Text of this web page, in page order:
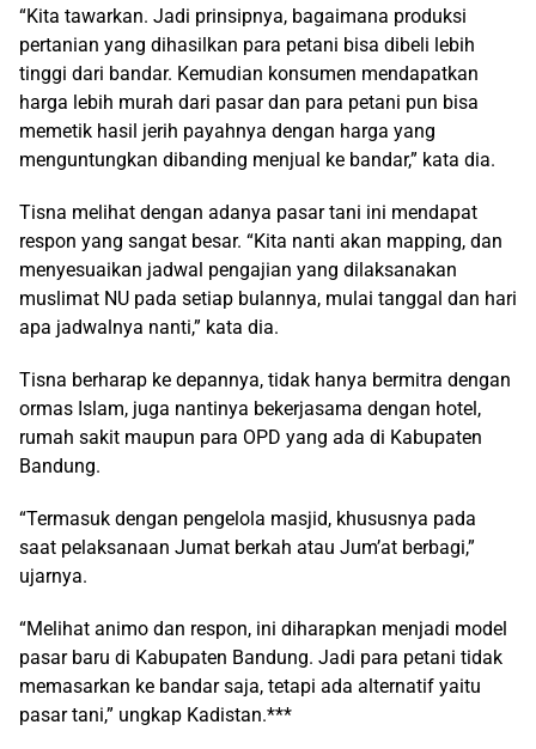
“Kita tawarkan. Jadi prinsipnya, bagaimana produksi
pertanian yang dihasilkan para petani bisa dibeli lebih
tinggi dari bandar. Kemudian konsumen mendapatkan
harga lebih murah dari pasar dan para petani pun bisa
memetik hasil jerih payahnya dengan harga yang
menguntungkan dibanding menjual ke bandar,” kata dia.
Tisna melihat dengan adanya pasar tani ini mendapat
respon yang sangat besar. “Kita nanti akan mapping, dan
menyesuaikan jadwal pengajian yang dilaksanakan
muslimat NU pada setiap bulannya, mulai tanggal dan hari
apa jadwalnya nanti,” kata dia.
Tisna berharap ke depannya, tidak hanya bermitra dengan
ormas Islam, juga nantinya bekerjasama dengan hotel,
rumah sakit maupun para OPD yang ada di Kabupaten
Bandung.
“Termasuk dengan pengelola masjid, khususnya pada
saat pelaksanaan Jumat berkah atau Jum’at berbagi,”
ujarnya.
“Melihat animo dan respon, ini diharapkan menjadi model
pasar baru di Kabupaten Bandung. Jadi para petani tidak
memasarkan ke bandar saja, tetapi ada alternatif yaitu
pasar tani,” ungkap Kadistan.***